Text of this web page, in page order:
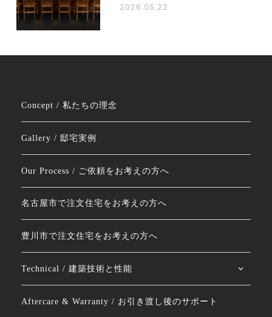
2026.05.22
Concept / 私たちの理念
Gallery / 邸宅実例
Our Process / ご依頼をお考えの方へ
名古屋市で注文住宅をお考えの方へ
豊川市で注文住宅をお考えの方へ
Technical / 建築技術と性能
Aftercare & Warranty / お引き渡し後のサポート